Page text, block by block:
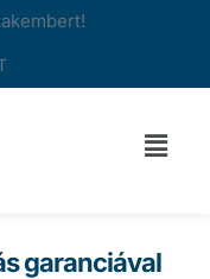
garanciával